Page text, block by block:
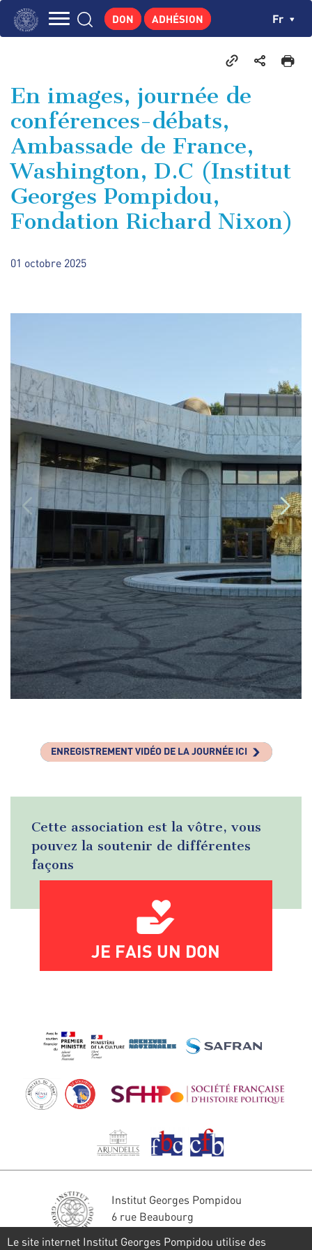
Aller
CENTRE DE RECHERCHES
PUBLICATIONS
ACTUALITÉS
ENSEIGNEMENT
DON ADHÉSION Fr
En images, journée de
conférences-débats,
Ambassade de France,
Washington, D.C (Institut
Georges Pompidou,
Fondation Richard Nixon)
01 octobre 2025
ENREGISTREMENT VIDÉO DE LA JOURNÉE ICI
Cette association est la vôtre, vous
pouvez la soutenir de différentes
façons
JE FAIS UN DON
Institut Georges Pompidou
6 rue Beaubourg
Panneau de gestion des cookies
Le site internet Institut Georges Pompidou utilise des